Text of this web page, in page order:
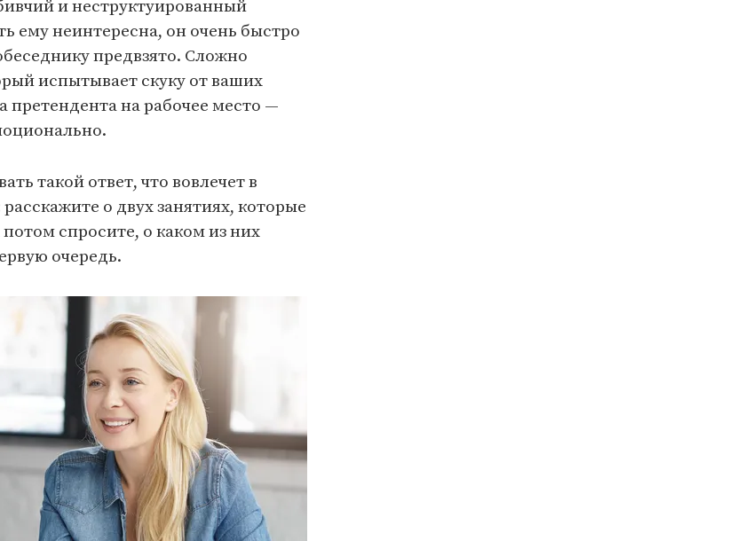
и неструктуированный
ему неинтересна, он очень быстро
предвзято. Сложно
испытывает скуку от ваших
претендента на рабочее место —
такой ответ, что вовлечет в
о двух занятиях, которые
спросите, о каком из них
очередь.